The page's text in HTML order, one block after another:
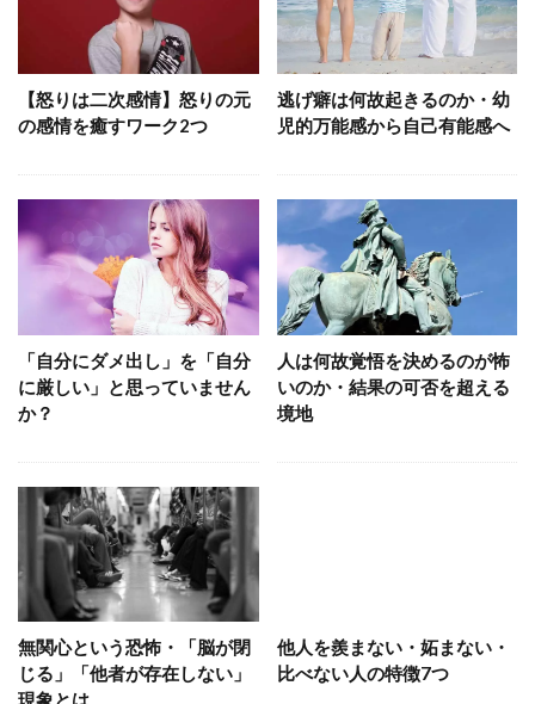
【怒りは二次感情】怒りの元
の感情を癒すワーク2つ
逃げ癖は何故起きるのか・幼
児的万能感から自己有能感へ
「自分にダメ出し」を「自分
に厳しい」と思っていません
か？
人は何故覚悟を決めるのが怖
いのか・結果の可否を超える
境地
無関心という恐怖・「脳が閉
じる」「他者が存在しない」
現象とは
他人を羨まない・妬まない・
比べない人の特徴7つ